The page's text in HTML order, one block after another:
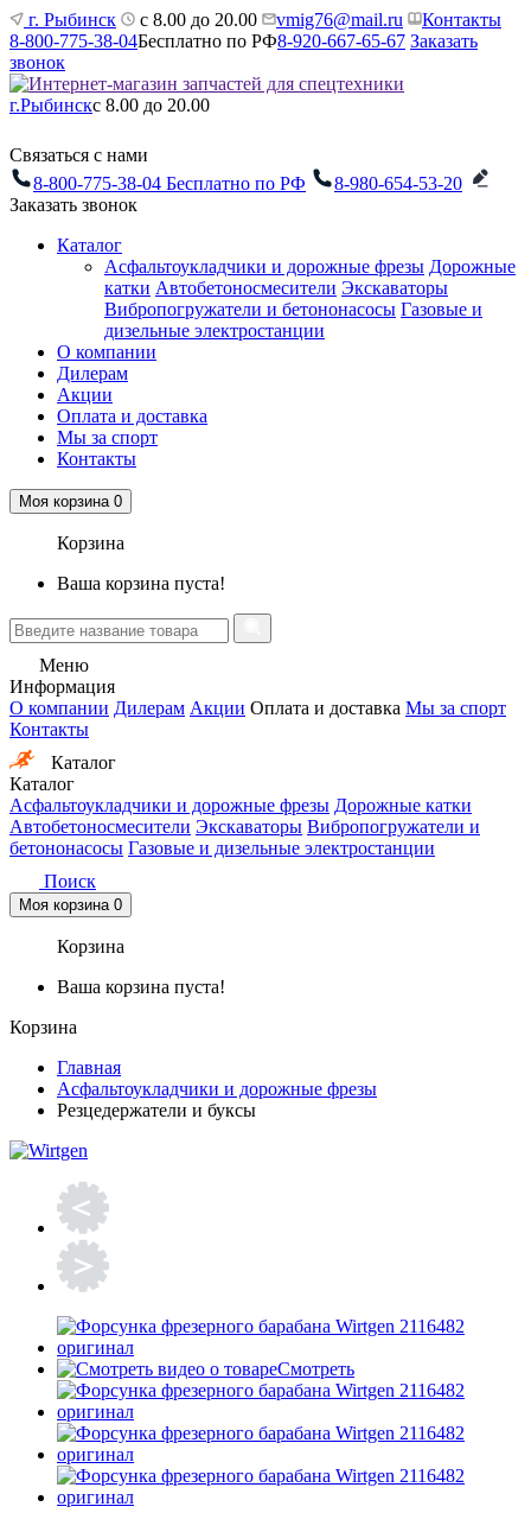
г. Рыбинск с 8.00 до 20.00 vmig76@mail.ru
Контакты
8-800-775-38-04Бесплатно по РФ8-920-667-65-67 Заказать
звонок
г.Рыбинскс 8.00 до 20.00
Связаться с нами
8-800-775-38-04 Бесплатно по РФ
8-980-654-53-20
Заказать звонок
Каталог
Асфальтоукладчики и дорожные фрезы Дорожные
катки Автобетоносмесители Экскаваторы
Вибропогружатели и бетононасосы Газовые и
дизельные электростанции
О компании
Дилерам
Акции
Оплата и доставка
Мы за спорт
Контакты
Моя корзина 0
Корзина
Ваша корзина пуста!
Меню
Информация
О компании Дилерам Акции Оплата и доставка Мы за спорт
Контакты
Каталог
Каталог
Асфальтоукладчики и дорожные фрезы Дорожные катки
Автобетоносмесители Экскаваторы Вибропогружатели и
бетононасосы Газовые и дизельные электростанции
Поиск
Моя корзина 0
Корзина
Ваша корзина пуста!
Корзина
Главная
Асфальтоукладчики и дорожные фрезы
Резцедержатели и буксы
Смотреть